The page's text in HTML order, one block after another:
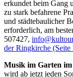
erkundet beim Gang
zu stark befahrene
und städtebaulicher
erforderlich, am
507427,
der Ringkirche (Seite
Musik im Garten im
wird ab jetzt jeden